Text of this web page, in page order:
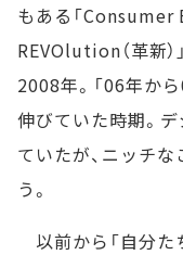
もある「Consumer
REVOlution（革新
2008年。「06年か
伸びていた時期。
ていたが、ニッチ
う。
以前から「自分